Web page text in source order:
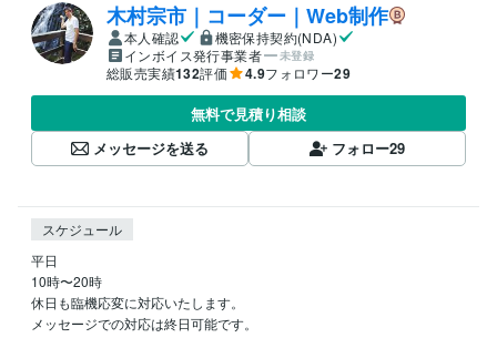
木村宗市｜コーダー｜Web制作
本人確認
機密保持契約(NDA)
インボイス発行事業者
未登録
総販売実績132評価 4.9フォロワー29
無料で見積り相談
メッセージを送る
フォロー29
スケジュール
平日
10時〜20時
休日も臨機応変に対応いたします。